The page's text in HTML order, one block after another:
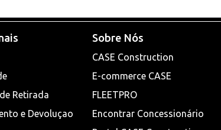
Retirada
e Devoluçao
Sobre Nós
CASE Construction
E-commerce CASE
FLEETPRO
Encontrar Concessionário